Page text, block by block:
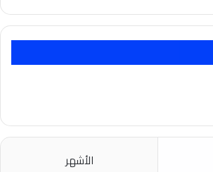
الأشهر